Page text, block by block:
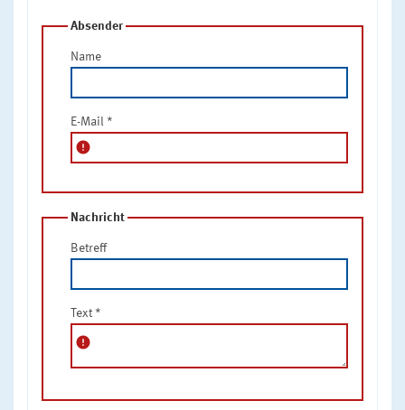
Absender
Name
E-Mail *
error
Nachricht
Betreff
Text *
error